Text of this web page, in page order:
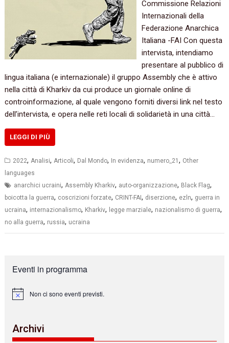
Commissione Relazioni
Internazionali della
Federazione Anarchica
Italiana -FAI Con questa
intervista, intendiamo
presentare al pubblico di
lingua italiana (e internazionale) il gruppo Assembly che è attivo
nella città di Kharkiv da cui produce un giornale online di
controinformazione, al quale vengono forniti diversi link nel testo
dell’intervista, e opera nelle reti locali di solidarietà in una città…
LEGGI DI PIÙ
2022,Analisi,Articoli, Dal Mondo, In evidenza, numero_21, Other
languages
anarchici ucraini,Assembly Kharkiv, auto-organizzazione, Black Flag,
boicotta la guerra, coscrizioni forzate, CRINT-FAI, diserzione, ezln, guerra in
ucraina, internazionalismo, Kharkiv, legge marziale, nazionalismo di guerra,
no alla guerra, russia, ucraina
Eventi in programma
N
c
e
Non ci sono eventi previsti.
Archivi